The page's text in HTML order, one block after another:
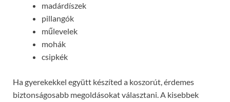
madárdíszek
pillangók
műlevelek
mohák
csipkék
Ha gyerekekkel együtt készíted a koszorút, érdemes
biztonságosabb megoldásokat választani. A kisebbek